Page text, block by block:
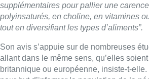
supplémentaires pour pallier une
polyinsaturés, en choline, en vitamines
tout en diversifiant les types d’aliments”.
Son avis s’appuie sur de nombreuses
allant dans le même sens, qu’elles
britannique ou européenne, insiste-t-